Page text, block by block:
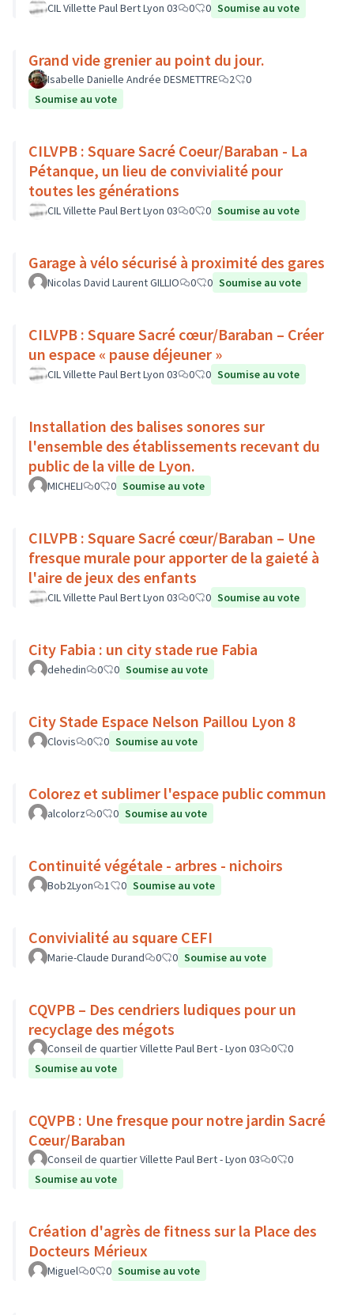
CIL Villette Paul Bert Lyon 03 0 0 Soumise au vote
Grand vide grenier au point du jour.
Isabelle Danielle Andrée DESMETTRE 2
0
Soumise au vote
CILVPB : Square Sacré Coeur/Baraban - La
Pétanque, un lieu de convivialité pour
toutes les générations
CIL Villette Paul Bert Lyon 03 0 0 Soumise au vote
Garage à vélo sécurisé à proximité des gares
Nicolas David Laurent GILLIO 0 0 Soumise au vote
CILVPB : Square Sacré cœur/Baraban – Créer
un espace « pause déjeuner »
CIL Villette Paul Bert Lyon 03 0 0 Soumise au vote
Installation des balises sonores sur
l'ensemble des établissements recevant du
public de la ville de Lyon.
MICHELI 0 0 Soumise au vote
CILVPB : Square Sacré cœur/Baraban – Une
fresque murale pour apporter de la gaieté à
l'aire de jeux des enfants
CIL Villette Paul Bert Lyon 03 0 0 Soumise au vote
City Fabia : un city stade rue Fabia
dehedin 0 0 Soumise au vote
City Stade Espace Nelson Paillou Lyon 8
Clovis 0 0 Soumise au vote
Colorez et sublimer l'espace public commun
alcolorz 0 0 Soumise au vote
Continuité végétale - arbres - nichoirs
Bob2Lyon 1 0 Soumise au vote
Convivialité au square CEFI
Marie-Claude Durand 0 0 Soumise au vote
CQVPB – Des cendriers ludiques pour un
recyclage des mégots
Conseil de quartier Villette Paul Bert - Lyon 03 0
0
Soumise au vote
CQVPB : Une fresque pour notre jardin Sacré
Cœur/Baraban
Conseil de quartier Villette Paul Bert - Lyon 03 0
0
Soumise au vote
Création d'agrès de fitness sur la Place des
Docteurs Mérieux
Miguel 0 0 Soumise au vote